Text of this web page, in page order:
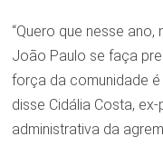
“Quero que nesse
João Paulo se faça
força da comunidade
disse Cidália Costa,
administrativa da